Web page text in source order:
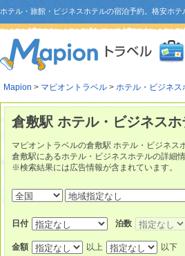
ホテル・旅館・ビジネスホテルの宿泊予約。格安ホテ
Mapion > マピオントラベル > ホテル・ビジネス
倉敷駅 ホテル・ビジネスホ
マピオントラベルの倉敷駅 ホテル・ビジネス
倉敷駅にあるホテル・ビジネスホテルの詳細
※検索結果には広告情報が含まれています。
日付 泊数
金額 以上 以下